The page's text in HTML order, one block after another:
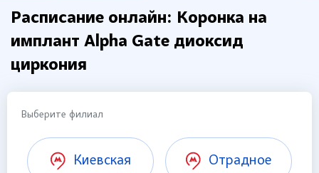
Расписание онлайн: Коронка на
имплант Alpha Gate диоксид
циркония
Выберите филиал
Киевская Отрадное